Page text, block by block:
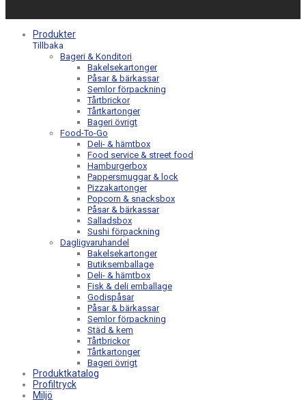
Produkter
Tillbaka
Bageri & Konditori
Bakelsekartonger
Påsar & bärkassar
Semlor förpackning
Tårtbrickor
Tårtkartonger
Bageri övrigt
Food-To-Go
Deli- & hämtbox
Food service & street food
Hamburgerbox
Pappersmuggar & lock
Pizzakartonger
Popcorn & snacksbox
Påsar & bärkassar
Salladsbox
Sushi förpackning
Dagligvaruhandel
Bakelsekartonger
Butiksemballage
Deli- & hämtbox
Fisk & deli emballage
Godispåsar
Påsar & bärkassar
Semlor förpackning
Städ & kem
Tårtbrickor
Tårtkartonger
Bageri övrigt
Produktkatalog
Profiltryck
Miljö